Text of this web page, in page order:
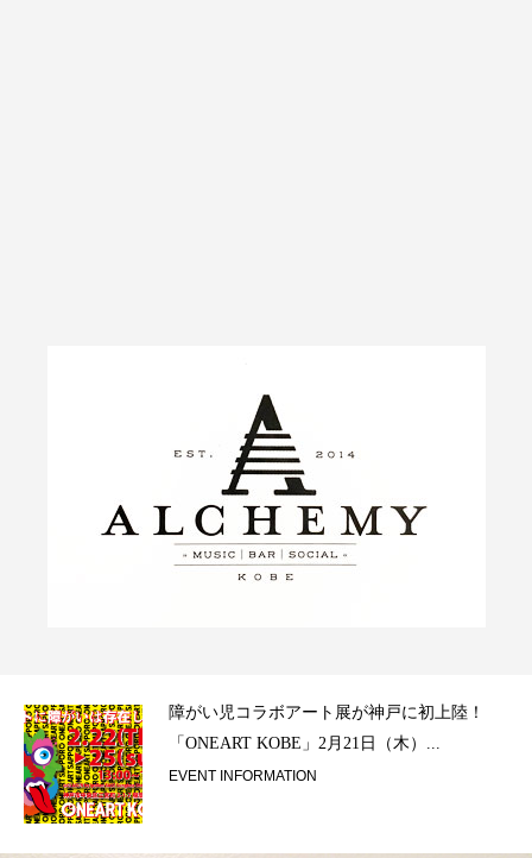
障がい児コラボアート展が神戸に初上陸！
「ONEART KOBE」2月21日（木）...
EVENT INFORMATION